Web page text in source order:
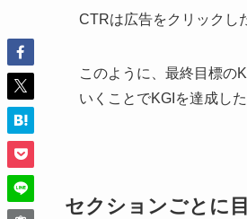
CTRは広告をクリックし
このように、最終目標の
いくことでKGIを達成し
セクションごとに